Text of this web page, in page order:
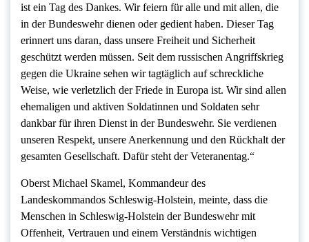
ist ein Tag des Dankes. Wir feiern für alle und mit allen, die
in der Bundeswehr dienen oder gedient haben. Dieser Tag
erinnert uns daran, dass unsere Freiheit und Sicherheit
geschützt werden müssen. Seit dem russischen Angriffskrieg
gegen die Ukraine sehen wir tagtäglich auf schreckliche
Weise, wie verletzlich der Friede in Europa ist. Wir sind allen
ehemaligen und aktiven Soldatinnen und Soldaten sehr
dankbar für ihren Dienst in der Bundeswehr. Sie verdienen
unseren Respekt, unsere Anerkennung und den Rückhalt der
gesamten Gesellschaft. Dafür steht der Veteranentag.“
Oberst Michael Skamel, Kommandeur des
Landeskommandos Schleswig-Holstein, meinte, dass die
Menschen in Schleswig-Holstein der Bundeswehr mit
Offenheit, Vertrauen und einem Verständnis wichtigen